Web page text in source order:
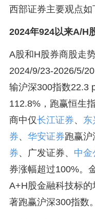
西部证券主要观点如
2024年924以来A/H
A股和H股券商股走
2024/9/23-2026/5/
输沪深300指数22.3
112.8%，跑赢恒生
商中仅长江证券、 东
券、 华安证券跑赢
券、广发证券、 中金
券涨幅超过100%。
A+H股金融科技标
著跑赢沪深300指数。